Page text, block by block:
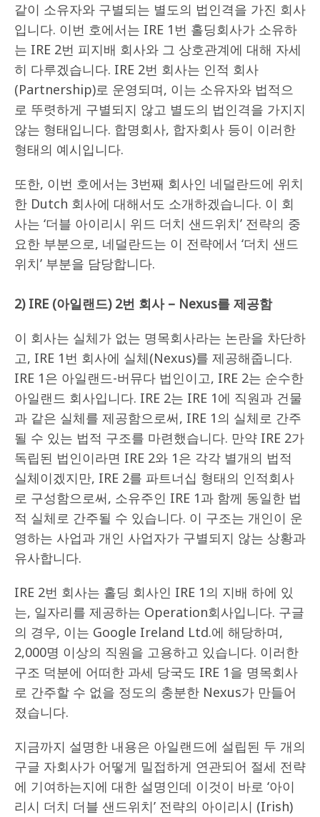
같이 소유자와 구별되는 별도의 법인격을 가진 회사
입니다. 이번 호에서는 IRE 1번 홀딩회사가 소유하
는 IRE 2번 피지배 회사와 그 상호관계에 대해 자세
히 다루겠습니다. IRE 2번 회사는 인적 회사
(Partnership)로 운영되며, 이는 소유자와 법적으
로 뚜렷하게 구별되지 않고 별도의 법인격을 가지지
않는 형태입니다. 합명회사, 합자회사 등이 이러한
형태의 예시입니다.
또한, 이번 호에서는 3번째 회사인 네덜란드에 위치
한 Dutch 회사에 대해서도 소개하겠습니다. 이 회
사는 ‘더블 아이리시 위드 더치 샌드위치’ 전략의 중
요한 부분으로, 네덜란드는 이 전략에서 ‘더치 샌드
위치’ 부분을 담당합니다.
2) IRE (아일랜드) 2번 회사 – Nexus를 제공함
이 회사는 실체가 없는 명목회사라는 논란을 차단하
고, IRE 1번 회사에 실체(Nexus)를 제공해줍니다.
IRE 1은 아일랜드-버뮤다 법인이고, IRE 2는 순수한
아일랜드 회사입니다. IRE 2는 IRE 1에 직원과 건물
과 같은 실체를 제공함으로써, IRE 1의 실체로 간주
될 수 있는 법적 구조를 마련했습니다. 만약 IRE 2가
독립된 법인이라면 IRE 2와 1은 각각 별개의 법적
실체이겠지만, IRE 2를 파트너십 형태의 인적회사
로 구성함으로써, 소유주인 IRE 1과 함께 동일한 법
적 실체로 간주될 수 있습니다. 이 구조는 개인이 운
영하는 사업과 개인 사업자가 구별되지 않는 상황과
유사합니다.
IRE 2번 회사는 홀딩 회사인 IRE 1의 지배 하에 있
는, 일자리를 제공하는 Operation회사입니다. 구글
의 경우, 이는 Google Ireland Ltd.에 해당하며,
2,000명 이상의 직원을 고용하고 있습니다. 이러한
구조 덕분에 어떠한 과세 당국도 IRE 1을 명목회사
로 간주할 수 없을 정도의 충분한 Nexus가 만들어
졌습니다.
지금까지 설명한 내용은 아일랜드에 설립된 두 개의
구글 자회사가 어떻게 밀접하게 연관되어 절세 전략
에 기여하는지에 대한 설명인데 이것이 바로 ‘아이
리시 더치 더블 샌드위치’ 전략의 아이리시 (Irish)